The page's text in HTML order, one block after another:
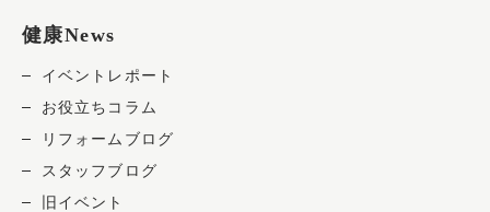
健康News
イベントレポート
お役立ちコラム
リフォームブログ
スタッフブログ
旧イベント